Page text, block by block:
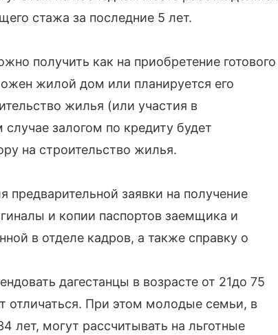
стажа за последние 5 лет.
получить как на приобретение готового
жилой дом или планируется его
жилья (или участия в
залогом по кредиту будет
на строительство жилья.
заявки на получение
и копии паспортов заемщика и
в отделе кадров, а также справку о
дагестанцы в возрасте от 21до 75
отличаться. При этом молодые семьи, в
лет, могут рассчитывать на льготные